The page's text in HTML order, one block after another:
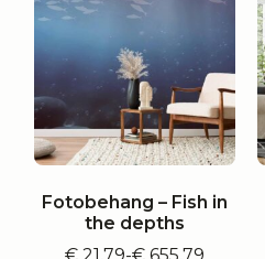
Fotobehang – Fish in
the depths